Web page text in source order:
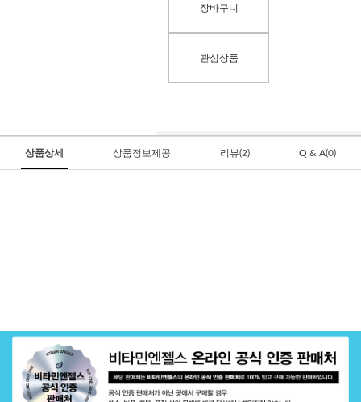
장바구니
관심상품
상품상세 상품정보제공 리뷰(2) Q & A(0)